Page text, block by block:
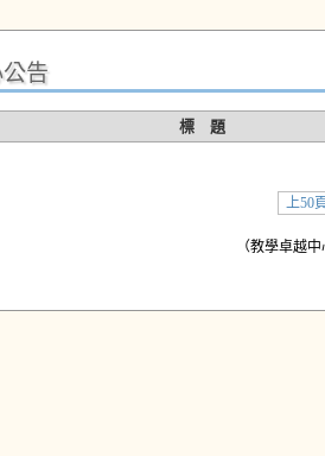
告
標 題
上50
（教學卓越